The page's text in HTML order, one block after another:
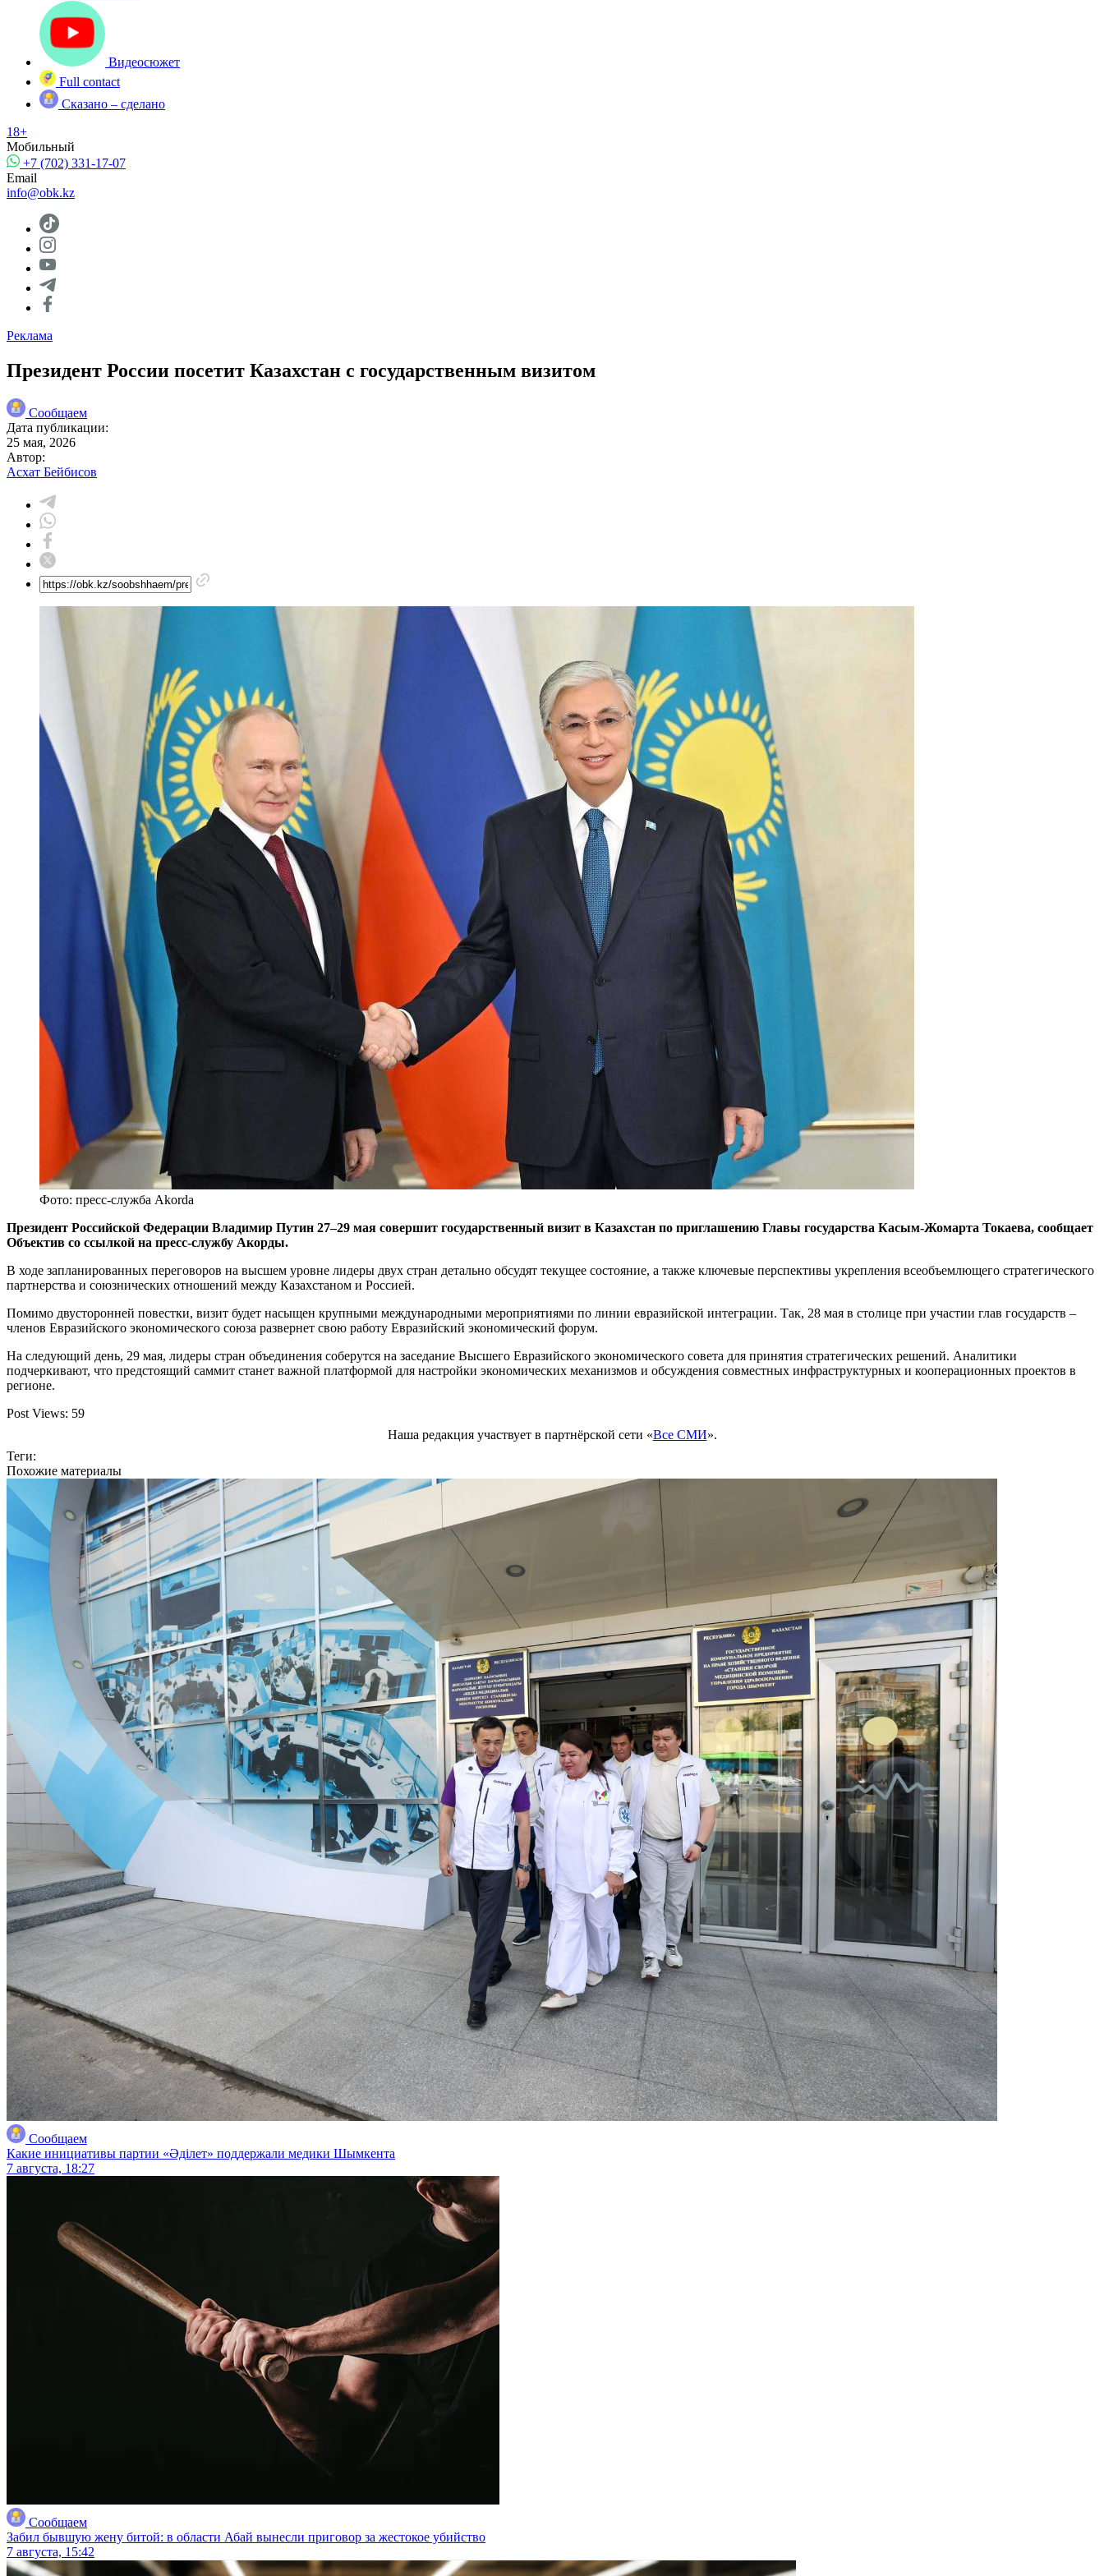
Видеосюжет
Full contact
Сказано – сделано
18+
Мобильный
+7 (702) 331-17-07
Email
info@obk.kz
Реклама
Президент России посетит Казахстан с государственным визитом
Сообщаем
Дата публикации:
25 мая, 2026
Автор:
Асхат Бейбисов
Фото: пресс-служба Akorda
Президент Российской Федерации Владимир Путин 27–29 мая совершит государственный визит в Казахстан по приглашению Главы государства Касым-Жомарта Токаева, сообщает
Объектив со ссылкой на пресс-службу Акорды.
В ходе запланированных переговоров на высшем уровне лидеры двух стран детально обсудят текущее состояние, а также ключевые перспективы укрепления всеобъемлющего стратегического
партнерства и союзнических отношений между Казахстаном и Россией.
Помимо двусторонней повестки, визит будет насыщен крупными международными мероприятиями по линии евразийской интеграции. Так, 28 мая в столице при участии глав государств –
членов Евразийского экономического союза развернет свою работу Евразийский экономический форум.
На следующий день, 29 мая, лидеры стран объединения соберутся на заседание Высшего Евразийского экономического совета для принятия стратегических решений. Аналитики
подчеркивают, что предстоящий саммит станет важной платформой для настройки экономических механизмов и обсуждения совместных инфраструктурных и кооперационных проектов в
регионе.
Post Views: 59
Наша редакция участвует в партнёрской сети «Все СМИ».
Теги:
Похожие материалы
Сообщаем
Какие инициативы партии «Әділет» поддержали медики Шымкента
7 августа, 18:27
Сообщаем
Забил бывшую жену битой: в области Абай вынесли приговор за жестокое убийство
7 августа, 15:42